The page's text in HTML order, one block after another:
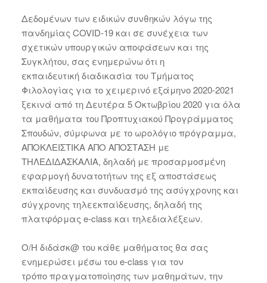
Δεδομένων των ειδικών συνθηκών λόγω της
πανδημίας COVID-19 και σε συνέχεια των
σχετικών υπουργικών αποφάσεων και της
Συγκλήτου, σας ενημερώνω ότι η
εκπαιδευτική διαδικασία του Τμήματος
Φιλολογίας για το χειμερινό εξάμηνο 2020-2021
ξεκινά από τη Δευτέρα 5 Οκτωβρίου 2020 για όλα
τα μαθήματα του Προπτυχιακού Προγράμματος
Σπουδών, σύμφωνα με το ωρολόγιο πρόγραμμα,
ΑΠΟΚΛΕΙΣΤΙΚΑ ΑΠΟ ΑΠΟΣΤΑΣΗ με
ΤΗΛΕΔΙΔΑΣΚΑΛΙΑ, δηλαδή με προσαρμοσμένη
εφαρμογή δυνατοτήτων της εξ αποστάσεως
εκπαίδευσης και συνδυασμό της ασύγχρονης και
σύγχρονης τηλεεκπαίδευσης, δηλαδή της
πλατφόρμας e-class και τηλεδιαλέξεων.
Ο/Η διδάσκ@ του κάθε μαθήματος θα σας
ενημερώσει μέσω του e-class για τον
τρόπο πραγματοποίησης των μαθημάτων, την